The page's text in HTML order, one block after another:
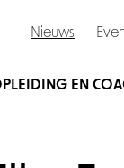
Nieuws
EN